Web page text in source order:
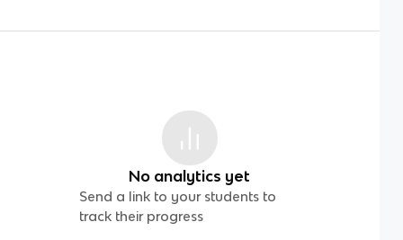
No analytics yet
Send a link to your students to
track their progress